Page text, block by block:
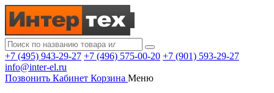
+7 (495) 943-29-27 +7 (496) 575-00-20 +7 (901) 593-29-27
info@inter-el.ru
Позвонить Кабинет Корзина Меню